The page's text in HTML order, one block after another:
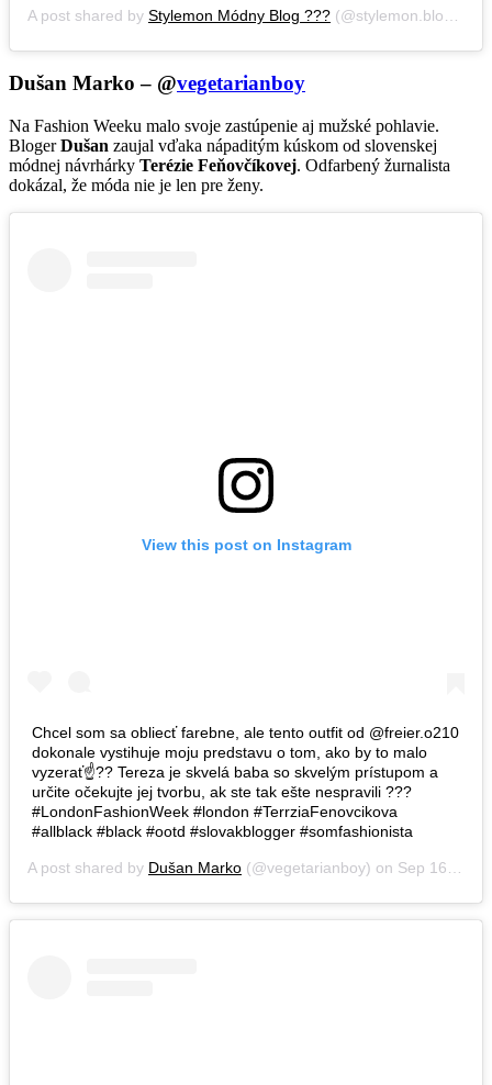
A post shared by Stylemon Módny Blog ??? (@stylemon.blog) on
Dušan Marko – @vegetarianboy
Na Fashion Weeku malo svoje zastúpenie aj mužské pohlavie.
BlogerDušan zaujal vďaka nápaditým kúskom od slovenskej
módnej návrhárky Terézie Feňovčíkovej. Odfarbený žurnalista
dokázal, že móda nie je len pre ženy.
View this post on Instagram
Chcel som sa obliecť farebne, ale tento outfit od @freier.o210
dokonale vystihuje moju predstavu o tom, ako by to malo
vyzerať☝?? Tereza je skvelá baba so skvelým prístupom a
určite očekujte jej tvorbu, ak ste tak ešte nespravili ???
#LondonFashionWeek #london #TerrziaFenovcikova
#allblack #black #ootd #slovakblogger #somfashionista
A post shared by Dušan Marko (@vegetarianboy) on Sep 16, 2018 at 6:54am PDT